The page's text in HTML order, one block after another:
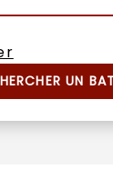
UN